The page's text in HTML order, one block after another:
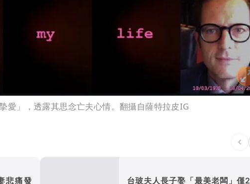
愛」，透露其思念亡夫心情。翻攝自薩特拉皮IG
悲痛發
台玻夫人長子娶「最美老闆」僅2